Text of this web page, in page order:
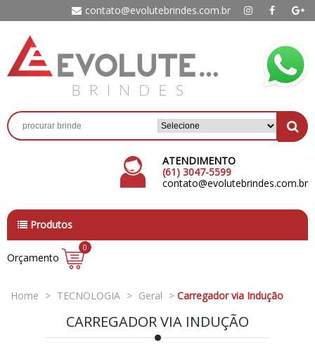
contato@evolutebrindes.com.br
ATENDIMENTO
(61) 3047-5599
contato@evolutebrindes.com.br
Produtos
Orçamento
0
Home > TECNOLOGIA > Geral > Carregador via Indução
CARREGADOR VIA INDUÇÃO